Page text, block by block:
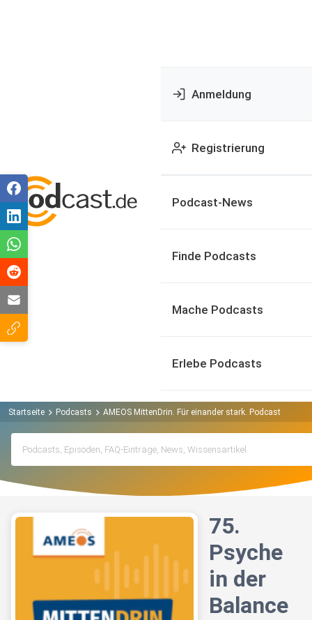
Anmeldung
Registrierung
Podcast-News
Finde Podcasts
Mache Podcasts
Erlebe Podcasts
Startseite Podcasts AMEOS MittenDrin. Für einander stark. Podcast
75.
Psyche
in der
Balance